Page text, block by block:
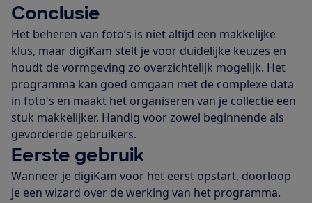
Conclusie
Het beheren van foto’s is niet altijd een makkelijke
klus, maar digiKam stelt je voor duidelijke keuzes en
houdt de vormgeving zo overzichtelijk mogelijk. Het
programma kan goed omgaan met de complexe data
in foto's en maakt het organiseren van je collectie een
stuk makkelijker. Handig voor zowel beginnende als
gevorderde gebruikers.
Eerste gebruik
Wanneer je digiKam voor het eerst opstart, doorloop
je een wizard over de werking van het programma.